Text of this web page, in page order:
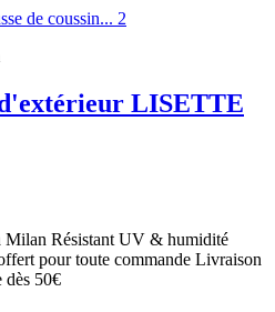
d'extérieur LISETTE
Milan Résistant UV & humidité
pour toute commande Livraison
dès 50€